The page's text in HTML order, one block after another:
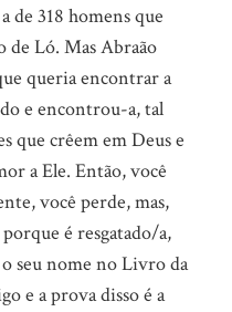
de 318 homens que
de Ló. Mas Abraão
queria encontrar a
e encontrou-a, tal
que crêem em Deus e
a Ele. Então, você
você perde, mas,
é resgatado/a,
o seu nome no Livro da
e a prova disso é a